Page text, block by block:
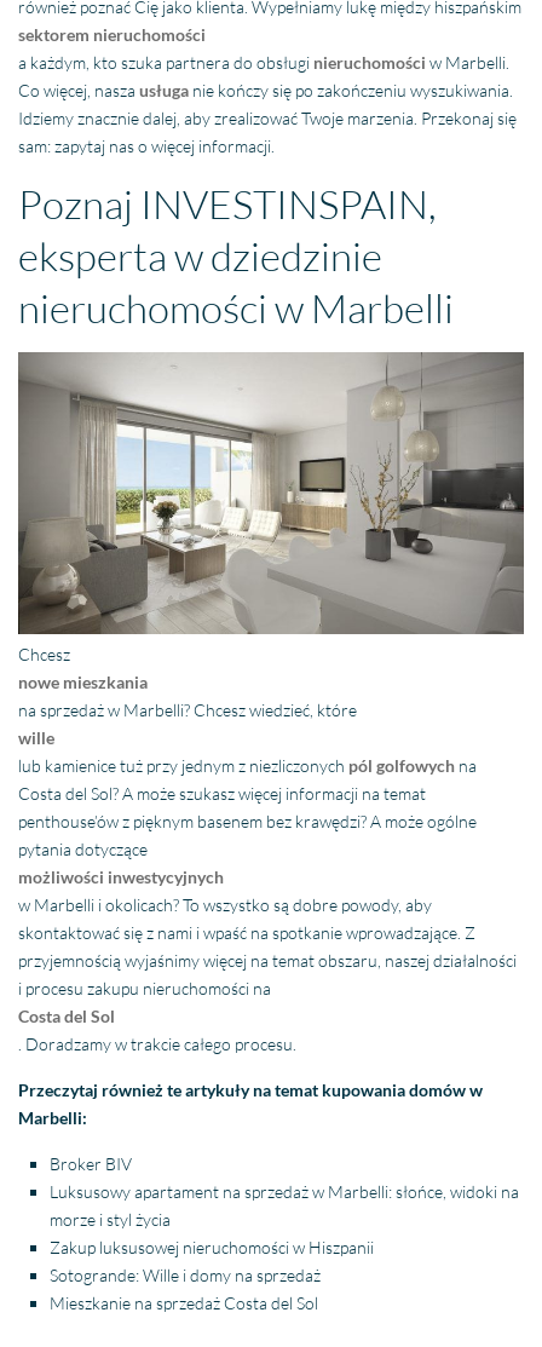
również poznać Cię jako klienta. Wypełniamy lukę między hiszpańskim
sektorem nieruchomości
a każdym, kto szuka partnera do obsługi nieruchomości w Marbelli.
Co więcej, naszausługa nie kończy się po zakończeniu wyszukiwania.
Idziemy znacznie dalej, aby zrealizować Twoje marzenia. Przekonaj się
sam: zapytaj nas o więcej informacji.
Poznaj INVESTINSPAIN,
eksperta w dziedzinie
nieruchomości w Marbelli
Chcesz
nowe mieszkania
na sprzedaż w Marbelli? Chcesz wiedzieć, które
wille
lub kamienice tuż przy jednym z niezliczonych pól golfowych na
Costa del Sol? A może szukasz więcej informacji na temat
penthouse’ów z pięknym basenem bez krawędzi? A może ogólne
pytania dotyczące
możliwości inwestycyjnych
w Marbelli i okolicach? To wszystko są dobre powody, aby
skontaktować się z nami i wpaść na spotkanie wprowadzające. Z
przyjemnością wyjaśnimy więcej na temat obszaru, naszej działalności
i procesu zakupu nieruchomości na
Costa del Sol
. Doradzamy w trakcie całego procesu.
Przeczytaj również te artykuły na temat kupowania domów w
Marbelli:
Broker BIV
Luksusowy apartament na sprzedaż w Marbelli: słońce, widoki na
morze i styl życia
Zakup luksusowej nieruchomości w Hiszpanii
Sotogrande: Wille i domy na sprzedaż
Mieszkanie na sprzedaż Costa del Sol